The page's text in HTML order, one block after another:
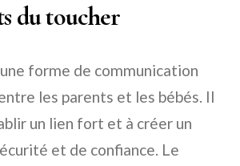
du toucher
forme de communication
les parents et les bébés. Il
un lien fort et à créer un
et de confiance. Le